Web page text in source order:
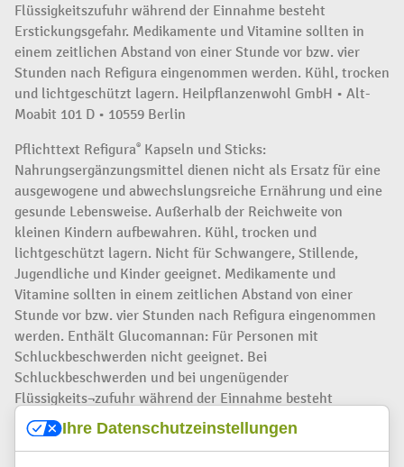
Flüssigkeitszufuhr während der Einnahme besteht
Erstickungsgefahr. Medikamente und Vitamine sollten in
einem zeitlichen Abstand von einer Stunde vor bzw. vier
Stunden nach Refigura eingenommen werden. Kühl, trocken
und lichtgeschützt lagern. Heilpflanzenwohl GmbH • Alt-
Moabit 101 D • 10559 Berlin
Pflichttext Refigura® Kapseln und Sticks:
Nahrungsergänzungsmittel dienen nicht als Ersatz für eine
ausgewogene und abwechslungsreiche Ernährung und eine
gesunde Lebensweise. Außerhalb der Reichweite von
kleinen Kindern aufbewahren. Kühl, trocken und
lichtgeschützt lagern. Nicht für Schwangere, Stillende,
Jugendliche und Kinder geeignet. Medikamente und
Vitamine sollten in einem zeitlichen Abstand von einer
Stunde vor bzw. vier Stunden nach Refigura eingenommen
werden. Enthält Glucomannan: Für Personen mit
Schluckbeschwerden nicht geeignet. Bei
Schluckbeschwerden und bei ungenügender
Flüssigkeits¬zufuhr während der Einnahme besteht
Erstickungsgefahr. Heilpflanzenwohl GmbH • Alt-Moabit 101
D • 10559 Berlin
Ihre Datenschutzeinstellungen